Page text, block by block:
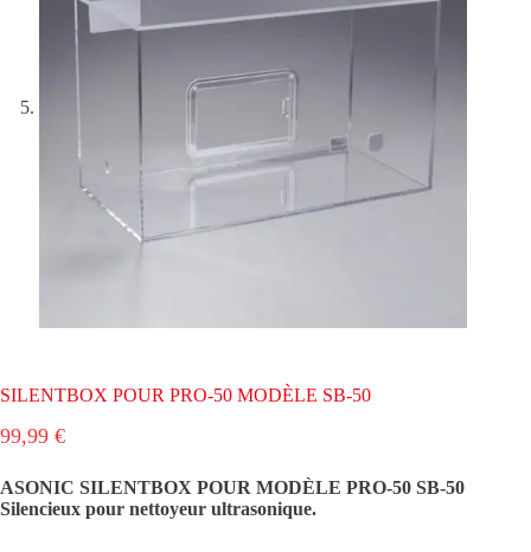
SILENTBOX POUR PRO-50 MODÈLE SB-50
99,99 €
ASONIC SILENTBOX POUR MODÈLE PRO-50 SB-50
Silencieux pour nettoyeur ultrasonique.